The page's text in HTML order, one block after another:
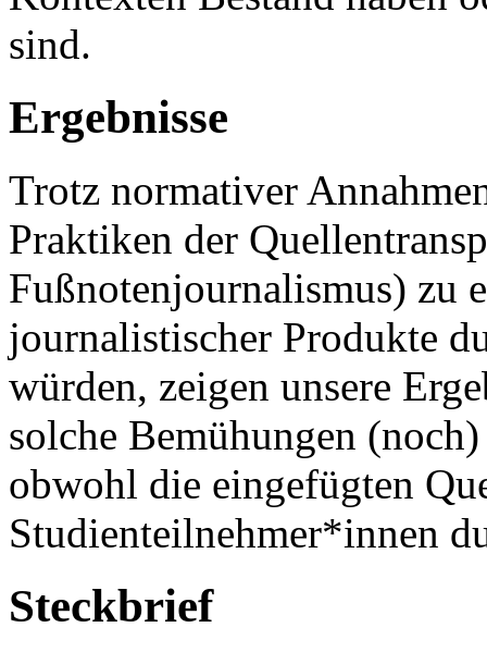
sind.
Ergebnisse
Trotz normativer
Praktiken der
Fußnotenjournalismus) zu
journalistischer Produkte
würden, zeigen unsere
solche Bemühungen
obwohl die eingefügten
Studienteilnehmer*innen
Steckbrief